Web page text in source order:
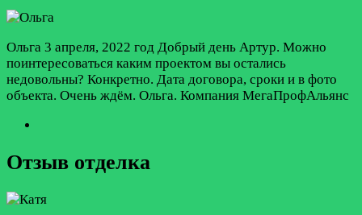
Ольга 3 апреля, 2022 год Добрый день Артур. Можно
поинтересоваться каким проектом вы остались
недовольны? Конкретно. Дата договора, сроки и в фото
объекта. Очень ждём. Ольга. Компания МегаПрофАльянс
Отзыв отделка